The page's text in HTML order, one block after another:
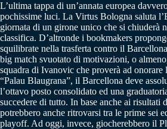
L’ultima tappa di un’annata europea
pochissime luci. La Virtus Bologna saluta
giornata di un girone unico che si chiuderà
classifica. D’altronde i bookmakers
squilibrate nella trasferta contro il
big match svuotato di motivazioni, o
squadra di Ivanovic che proverà ad onorare
“Palau Blaugrana”, il Barcellona deve
l’ottavo posto consolidato ed una
succedere di tutto. In base anche ai risultati
potrebbero anche ritrovarsi tra le prime sei
playoff. Ad oggi, invece, giocherebbero il